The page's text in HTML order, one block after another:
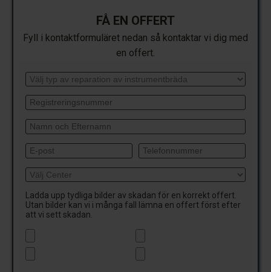
FÅ EN OFFERT
Fyll i kontaktformuläret nedan så kontaktar vi dig med
en offert.
Ladda upp tydliga bilder av skadan för en korrekt offert.
Utan bilder kan vi i många fall lämna en offert först efter
att vi sett skadan.